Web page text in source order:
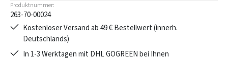
Produktnummer:
263-70-00024
Kostenloser Versand ab 49 € Bestellwert (innerh.
Deutschlands)
In 1-3 Werktagen mit DHL GOGREEN bei Ihnen